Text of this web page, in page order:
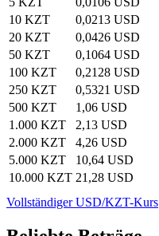
10 KZT
0,0213 USD
20 KZT
0,0426 USD
50 KZT
0,1064 USD
100 KZT
0,2128 USD
250 KZT
0,5321 USD
500 KZT
1,06 USD
1.000 KZT
2,13 USD
2.000 KZT
4,26 USD
5.000 KZT
10,64 USD
10.000 KZT 21,28 USD
Vollständiger USD/KZT-Kurs